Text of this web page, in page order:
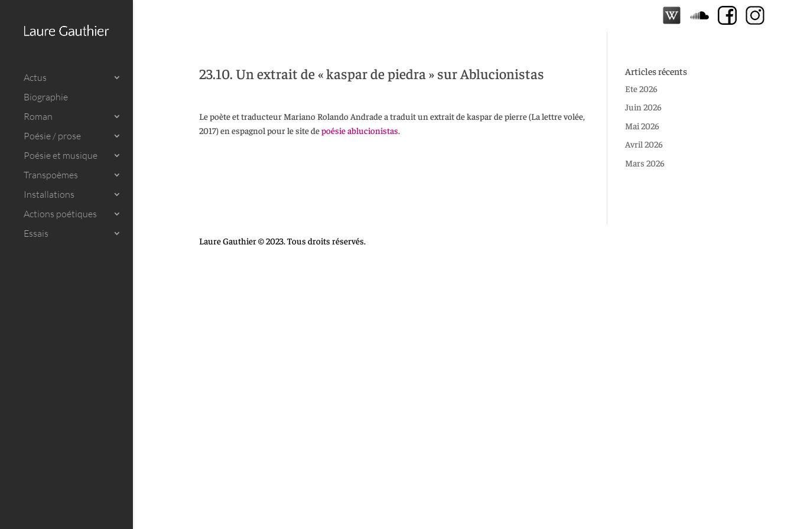
Actus
Biographie
Roman
Poésie / prose
Poésie et musique
Transpoèmes
Installations
Actions poétiques
Essais
23.10. Un extrait de « kaspar de piedra » sur Ablucionistas
Le poète et traducteur Mariano Rolando Andrade a traduit un extrait de kaspar de pierre (La lettre volée,
2017) en espagnol pour le site depoésie ablucionistas.
Articles récents
Ete 2026
Juin 2026
Mai 2026
Avril 2026
Mars 2026
Laure Gauthier © 2023. Tous droits réservés.